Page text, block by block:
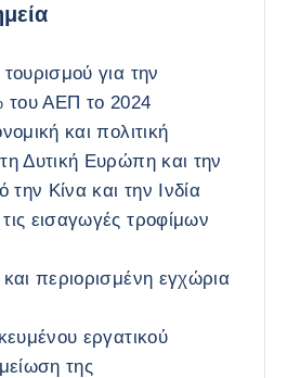
για την
του ΑΕΠ το 2024
και πολιτική
Δυτική Ευρώπη και την
την Κίνα και την Ινδία
εισαγωγές τροφίμων
περιορισμένη εγχώρια
εργατικού
της